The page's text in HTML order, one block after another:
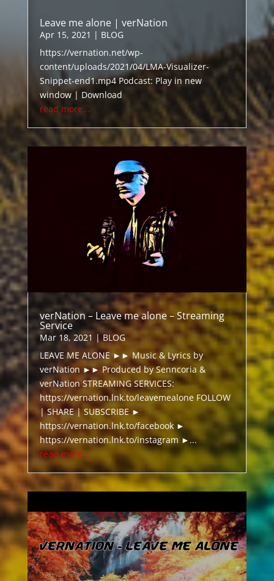
Leave me alone | verNation
Apr 15, 2021 | BLOG
https://vernation.net/wp-
content/uploads/2021/04/LMA-Visualizer-
Snippet-end1.mp4 Podcast: Play in new
window | Download
read more...
verNation – Leave me alone – Streaming
Service
Mar 18, 2021 |BLOG
LEAVE ME ALONE ►► Music & Lyrics by
verNation ►► Produced by Senncoria &
verNation STREAMING SERVICES:
https://vernation.lnk.to/leavemealone FOLLOW
| SHARE | SUBSCRIBE ►
https://vernation.lnk.to/facebook ►
https://vernation.lnk.to/instagram ►...
read more...